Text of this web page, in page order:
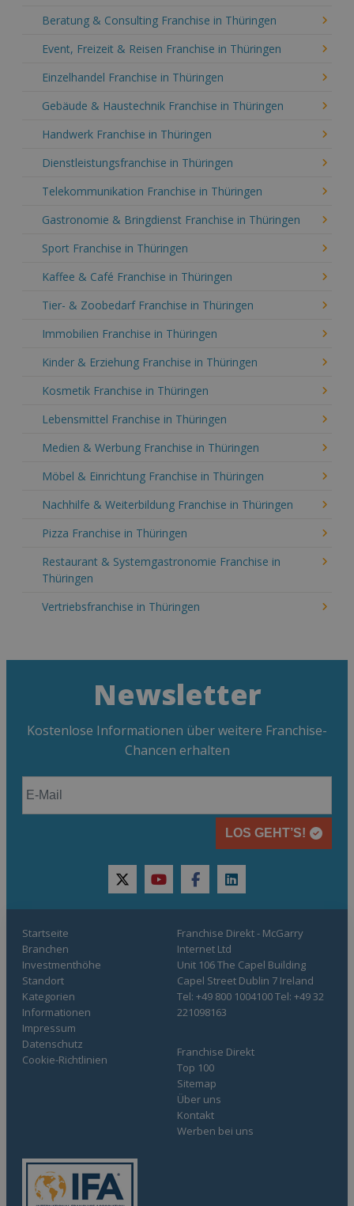
Beratung & Consulting Franchise in Thüringen
Event, Freizeit & Reisen Franchise in Thüringen
Einzelhandel Franchise in Thüringen
Gebäude & Haustechnik Franchise in Thüringen
Handwerk Franchise in Thüringen
Dienstleistungsfranchise in Thüringen
Telekommunikation Franchise in Thüringen
Gastronomie & Bringdienst Franchise in Thüringen
Sport Franchise in Thüringen
Kaffee & Café Franchise in Thüringen
Tier- & Zoobedarf Franchise in Thüringen
Immobilien Franchise in Thüringen
Kinder & Erziehung Franchise in Thüringen
Kosmetik Franchise in Thüringen
Lebensmittel Franchise in Thüringen
Medien & Werbung Franchise in Thüringen
Möbel & Einrichtung Franchise in Thüringen
Nachhilfe & Weiterbildung Franchise in Thüringen
Pizza Franchise in Thüringen
Restaurant & Systemgastronomie Franchise in
Thüringen
Vertriebsfranchise in Thüringen
Newsletter
Kostenlose Informationen über weitere Franchise-
Chancen erhalten
LOS GEHT’S!
twitteryoutubefacebooklinkedin
Startseite
Branchen
Investmenthöhe
Standort
Kategorien
Informationen
Franchise Direkt
Top 100
Sitemap
Über uns
Kontakt
Werben bei uns
Impressum
Datenschutz
Cookie-Richtlinien
Franchise Direkt - McGarry
Internet Ltd
Unit 106 The Capel Building
Capel Street Dublin 7 Ireland
Tel: +49 800 1004100 Tel: +49 32
221098163